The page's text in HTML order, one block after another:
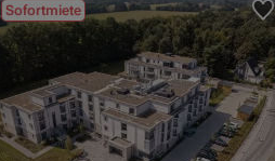
Sofortmiete